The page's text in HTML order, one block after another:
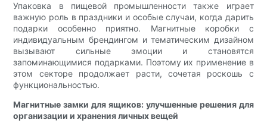
Упаковка в пищевой промышленности также играет
важную роль в праздники и особые случаи, когда дарить
подарки особенно приятно. Магнитные коробки с
индивидуальным брендингом и тематическим дизайном
вызывают сильные эмоции и становятся
запоминающимися подарками. Поэтому их применение в
этом секторе продолжает расти, сочетая роскошь с
функциональностью.
Магнитные замки для ящиков: улучшенные решения для
организации и хранения личных вещей